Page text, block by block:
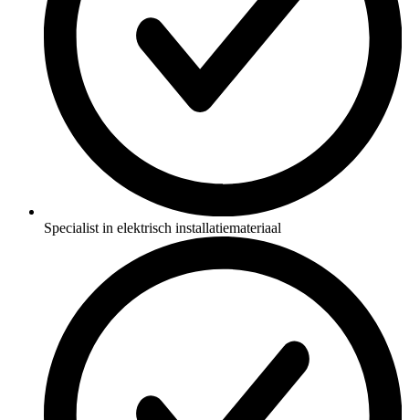
Specialist in elektrisch installatiemateriaal